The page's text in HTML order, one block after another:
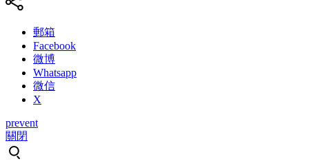
郵箱
Facebook
微博
Whatsapp
微信
X
prevent
關閉